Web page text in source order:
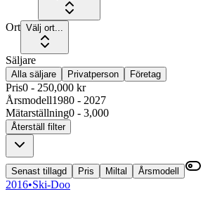
Ort Välj ort...
Säljare
Alla säljare Privatperson Företag
Pris0 - 250,000 kr
Årsmodell1980 - 2027
Mätarställning0 - 3,000
Återställ filter
Senast tillagd Pris Miltal Årsmodell
2016•Ski-Doo